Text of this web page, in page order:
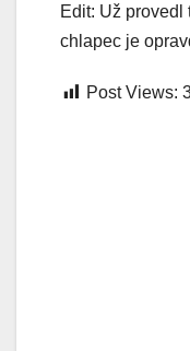
Edit: Už provedl
chlapec je
Post Views: